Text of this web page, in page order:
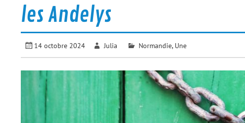
les Andelys
14 octobre 2024 Julia Normandie, Une